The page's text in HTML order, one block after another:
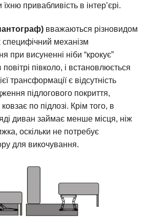
привабливість в інтер’єрі.
вважаються різновидом
специфічний механізм
при висуненні ніби “крокує”
півколо, і встановлюється
трансформації є відсутність
підлогового покриття,
по підлозі. Крім того, в
диван займає менше місця, ніж
оскільки не потребує
для викочування.